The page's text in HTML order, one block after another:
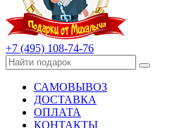
+7 (495) 108-74-76
САМОВЫВОЗ
ДОСТАВКА
ОПЛАТА
КОНТАКТЫ